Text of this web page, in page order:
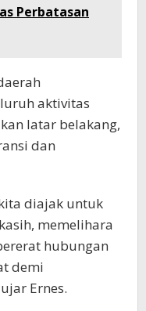
Perbatasan
aktivitas
latar belakang,
dan
diajak untuk
memelihara
hubungan
demi
Ernes.